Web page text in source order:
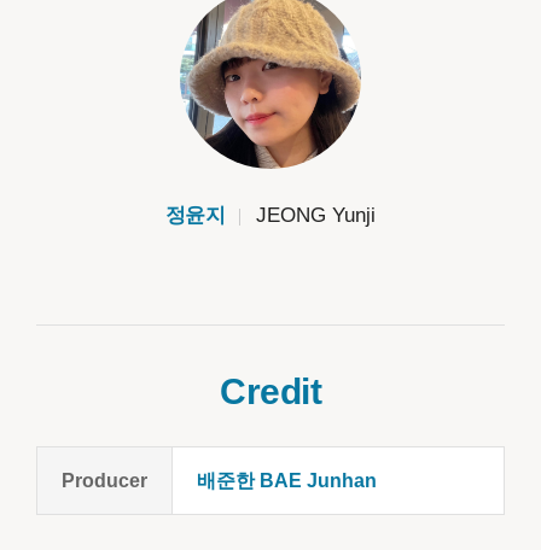
정윤지 JEONG Yunji
Credit
Producer 배준한 BAE Junhan